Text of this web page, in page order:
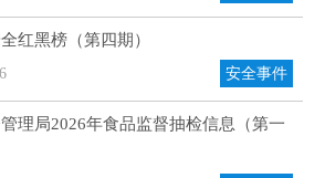
红黑榜（第四期）
安全事件
理局2026年食品监督抽检信息（第一